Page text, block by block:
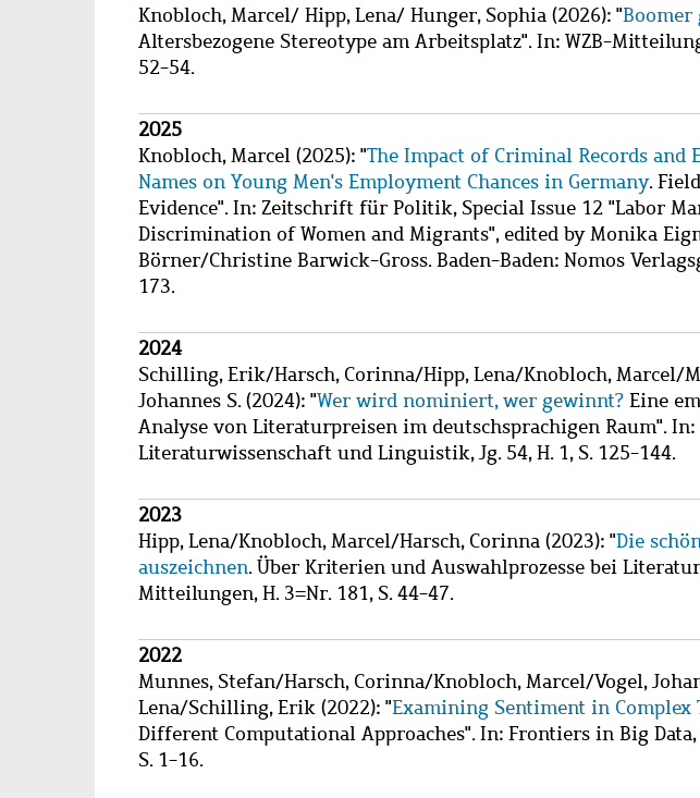
Knobloch, Marcel/ Hipp, Lena/ Hunger, Sophia (2026): "Boomer
Altersbezogene Stereotype am Arbeitsplatz". In: WZB-
52-54.
2025
Knobloch, Marcel (2025): "The Impact of Criminal Records and
Names on Young Men's Employment Chances in Germany.
Evidence". In: Zeitschrift für Politik, Special Issue 12 "Labor
Discrimination of Women and Migrants", edited by Monika
Börner/Christine Barwick-Gross. Baden-Baden: Nomos
173.
2024
Schilling, Erik/Harsch, Corinna/Hipp, Lena/Knobloch, Marcel/
Johannes S.(2024): "Wer wird nominiert, wer gewinnt? Eine
Analyse von Literaturpreisen im deutschsprachigen Raum".
Literaturwissenschaft und Linguistik, Jg. 54, H. 1, S. 125-144.
2023
Hipp, Lena/Knobloch, Marcel/Harsch, Corinna (2023): "Die
auszeichnen. Über Kriterien und Auswahlprozesse bei
Mitteilungen, H. 3=Nr. 181, S. 44-47.
2022
Munnes, Stefan/Harsch, Corinna/Knobloch, Marcel/Vogel,
Lena/Schilling, Erik (2022): "Examining Sentiment in Complex
Different Computational Approaches". In: Frontiers in Big
S. 1-16.